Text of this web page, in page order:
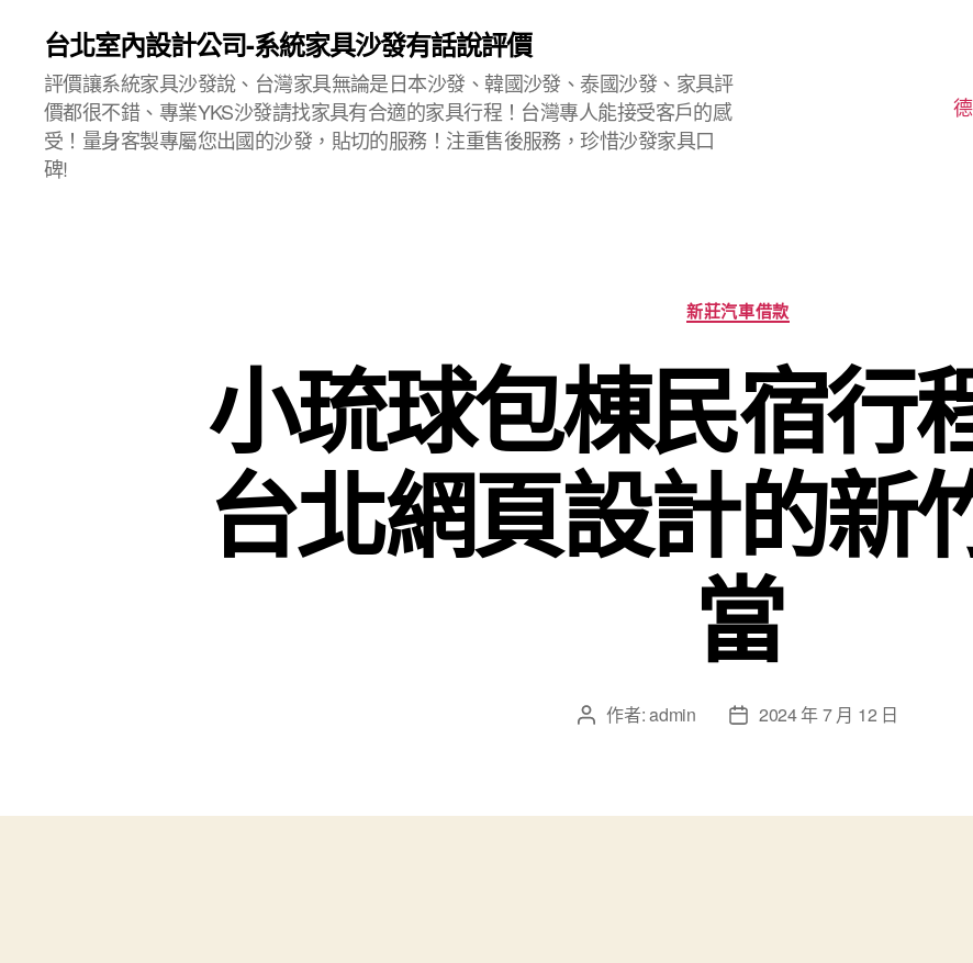
台北室內設計公司-系統家具沙發有話說評價
評價讓系統家具沙發說、台灣家具無論是日本沙發、韓國沙發、泰國沙發、家具評
價都很不錯、專業YKS沙發請找家具有合適的家具行程！台灣專人能接受客戶的感
受！量身客製專屬您出國的沙發，貼切的服務！注重售後服務，珍惜沙發家具口
碑!
分
類
新莊汽車借款
小琉球包棟民宿行
台北網頁設計的新
當
文 作者:admin
文
日
2024 年 7 月 12 日